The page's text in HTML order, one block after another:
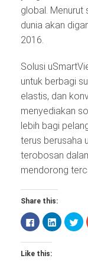
global. Menurut
dunia akan
2016.
Solusi
untuk berbagi
elastis, dan
menyediakan
lebih bagi
terus berusaha
terobosan
mendorong
Share this:
Click
to
share
on
Facebook
(Opens
Click
to
share
to
Like this: